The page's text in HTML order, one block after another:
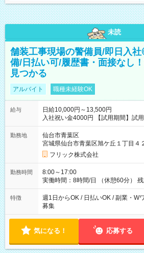
未読
舗装工事現場の警備員/即日入
備/日払い可/履歴書・面接なし
見つかる
アルバイト 職種未経験OK
給与
日給10,000円～13,500円
入社祝い金4000円 【試用期
勤務地
仙台市青葉区
宮城県仙台市青葉区旭ケ丘１丁目４
フリック株式会社
勤務時間
8:00～17:00
実働時間：8時間/日 （休憩60分） 残業は
募集は行っておりません。予めご了
特徴
週1日からOK / 日払いOK / 副業・W
募集
気になる！ 応募する